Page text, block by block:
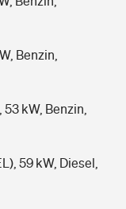
Benzin,
kW, Benzin,
59 kW, Diesel,